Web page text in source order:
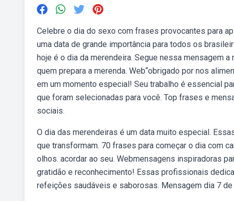
Celebre o dia do sexo com frases provocantes para
uma data de grande importância para todos os
hoje é o dia da merendeira. Segue nessa mensagem
quem prepara a merenda. Web“obrigado por nos
em um momento especial! Seu trabalho é essencial
que foram selecionadas para você. Top frases e
sociais.
O dia das merendeiras é um data muito especial.
que transformam. 70 frases para começar o dia com
olhos. acordar ao seu. Webmensagens inspiradoras
gratidão e reconhecimento! Essas profissionais
refeições saudáveis e saborosas. Mensagem dia 7